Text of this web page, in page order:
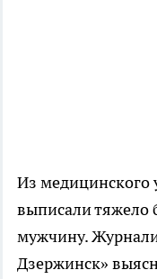
Из медицинского
выписали тяжело
мужчину.
Дзержинск»